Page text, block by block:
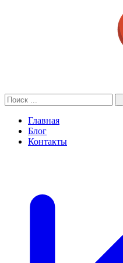
Главная
Блог
Контакты